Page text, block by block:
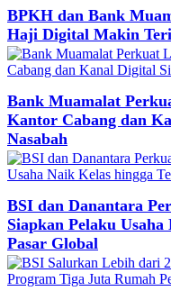
BPKH dan Bank
Haji Digital Makin
Bank Muamalat
Kantor Cabang dan
Nasabah
BSI dan Danantara
Siapkan Pelaku
Pasar Global